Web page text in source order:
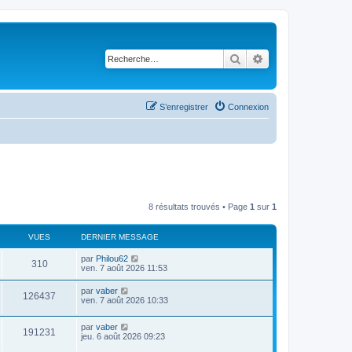
Rechercher
Connexion
S’enregistrer
8 résultats trouvés • Page 1 sur 1
VUES DERNIER MESSAGE
310V
u
D
e
i
e
r
m
e
s
par Philou62
ven. 7 août 2026 11:53
126437
u
D
e
n
i
e
par vaber
ven. 7 août 2026 10:33
191231
D
e
par vaber
jeu. 6 août 2026 09:23